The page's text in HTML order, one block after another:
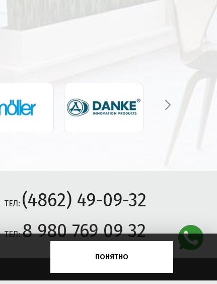
ТЕЛ: (4862) 49-09-32
ТЕЛ:8 980 769 09 32
ПОНЯТНО